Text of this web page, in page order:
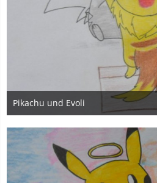
Pikachu und Evoli
18. März 2014
2